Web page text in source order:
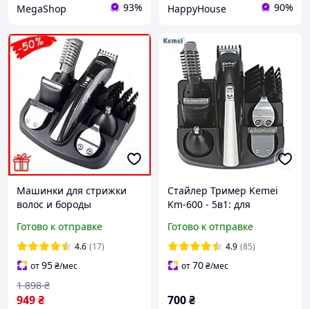
MegaShop 93% HappyHouse 90%
Машинки для стрижки
волос и бороды
11 in 1 набор для стрижки
и бритья беспроводные
VZL
Готово к отправке
4.6 (17)
от95₴/мес
949₴
1 898 ₴
Стайлер Тример Kemei
Km-600 - 5в1: для
Носа и Ушей, для
Подбривания, для
Бритья, Контурная
Насадка - до 1ч
Готово к отправке
4.9 (85)
от70₴/мес
700₴